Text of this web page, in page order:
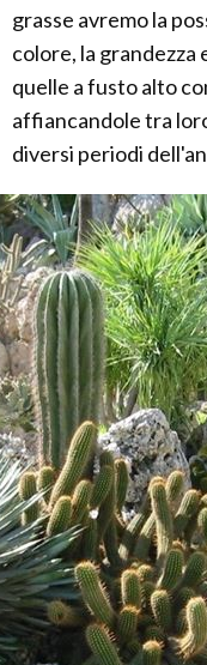
grasse avremo la
colore, la
quelle a fusto alto
affiancandole tra
diversi periodi